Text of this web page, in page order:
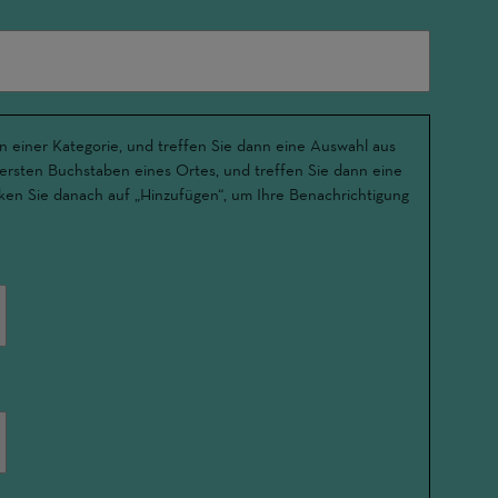
einer Kategorie, und treffen Sie dann eine Auswahl aus
Buchstaben eines Ortes, und treffen Sie dann eine
Sie danach auf „Hinzufügen“, um Ihre Benachrichtigung